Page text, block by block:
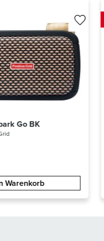
Warenkorb